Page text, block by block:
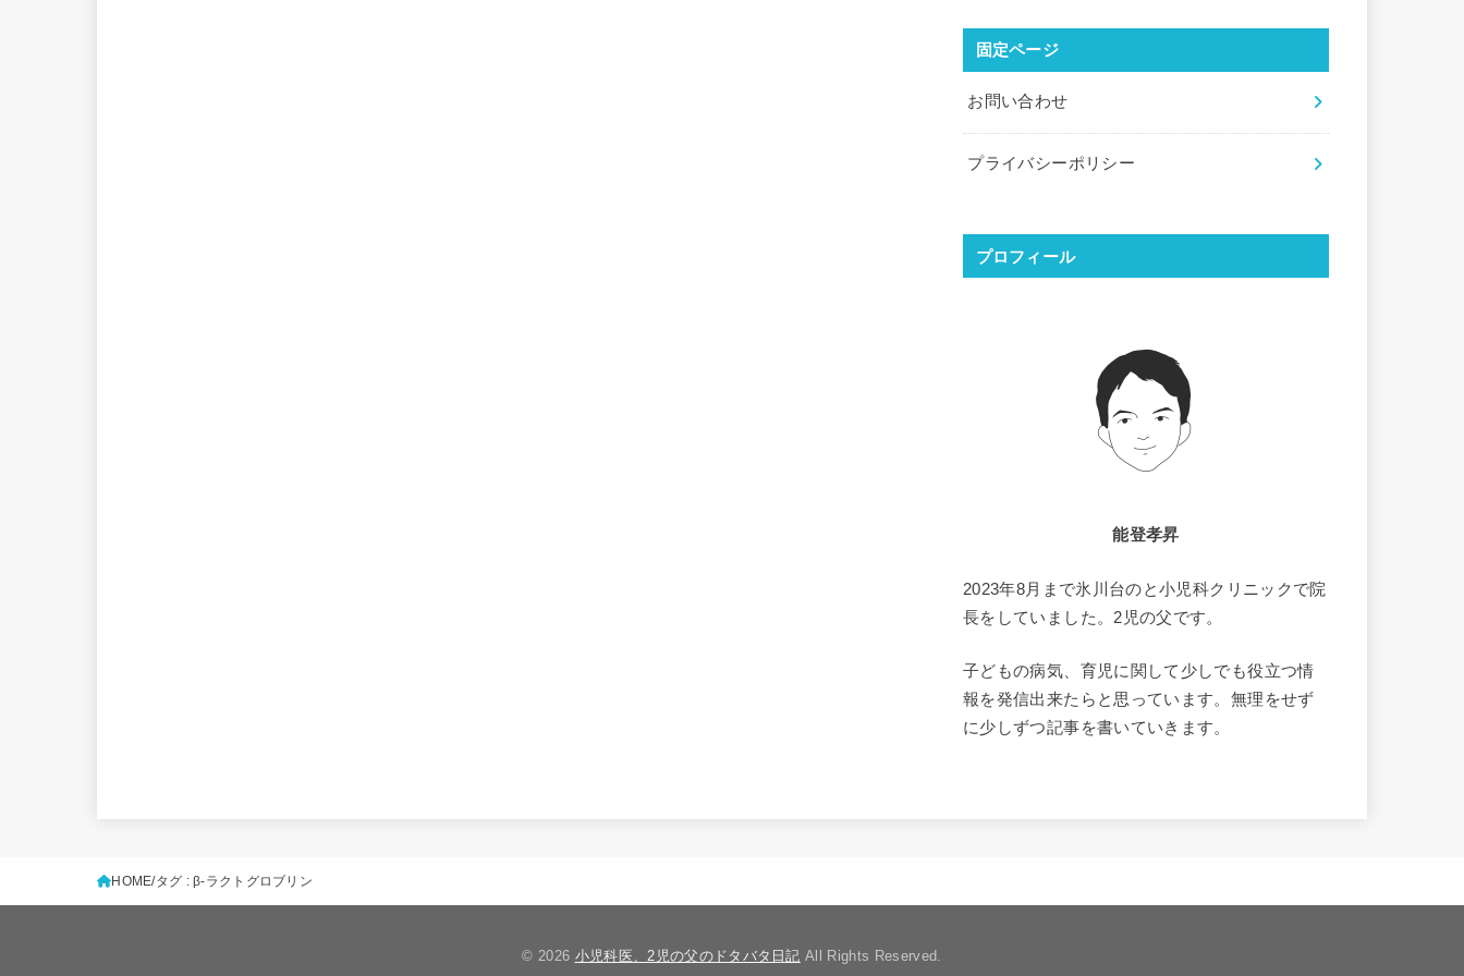
固定ページ
お問い合わせ
プライバシーポリシー
プロフィール
能登孝昇
2023年8月まで氷川台のと小児科クリニックで院
長をしていました。2児の父です。
子どもの病気、育児に関して少しでも役立つ情
報を発信出来たらと思っています。無理をせず
に少しずつ記事を書いていきます。
HOME タグ : β-ラクトグロブリン
© 2026 小児科医、2児の父のドタバタ日記 All Rights Reserved.